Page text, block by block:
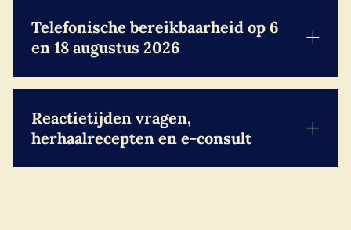
Telefonische bereikbaarheid op 6
en 18 augustus 2026
Reactietijden vragen,
herhaalrecepten en e-consult